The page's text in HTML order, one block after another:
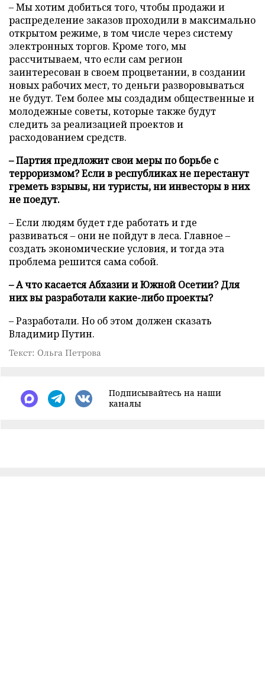
– Мы хотим добиться того, чтобы продажи и
распределение заказов проходили в максимально
открытом режиме, в том числе через систему
электронных торгов. Кроме того, мы
рассчитываем, что если сам регион
заинтересован в своем процветании, в создании
новых рабочих мест, то деньги разворовываться
не будут. Тем более мы создадим общественные и
молодежные советы, которые также будут
следить за реализацией проектов и
расходованием средств.
– Партия предложит свои меры по борьбе с
терроризмом? Если в республиках не перестанут
греметь взрывы, ни туристы, ни инвесторы в них
не поедут.
– Если людям будет где работать и где
развиваться – они не пойдут в леса. Главное –
создать экономические условия, и тогда эта
проблема решится сама собой.
– А что касается Абхазии и Южной Осетии? Для
них вы разработали какие-либо проекты?
– Разработали. Но об этом должен сказать
Владимир Путин.
Текст: Ольга Петрова
Подписывайтесь на наши
каналы